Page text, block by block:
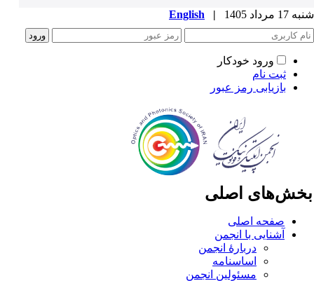
مرداد 1405 |
English
ورود خودکار
ثبت نام
بازیابی رمز عبور
اصلی
صفحه اصلی
آشنایی با انجمن
دربارۀ انجمن
اساسنامه
مسئولین انجمن